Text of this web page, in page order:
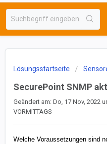
Lösungsstartseite
SecurePoint SNMP
Geändert am: Do, 17 Nov, 2022
VORMITTAGS
Welche Voraussetzungen sind